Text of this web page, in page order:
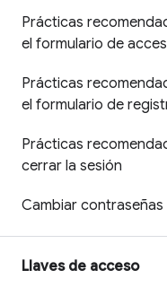
Prácticas
el formulario de
Prácticas
el formulario de
Prácticas
cerrar la sesión
Cambiar contraseñas
Llaves de acceso